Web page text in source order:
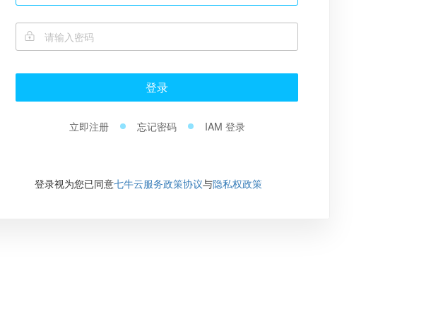
登录
立即注册 忘记密码 IAM 登录
登录视为您已同意七牛云服务政策协议与隐私权政策